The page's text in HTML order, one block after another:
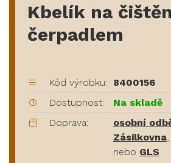
Kbelík na
čerpadlem
Kód výrobku:
8400156
Dostupnost:
Na skladě
Doprava:
osobní
Zásilkovna
nebo GLS